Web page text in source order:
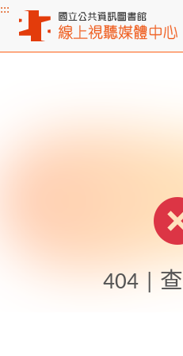
主要內容區塊
:::
404 |